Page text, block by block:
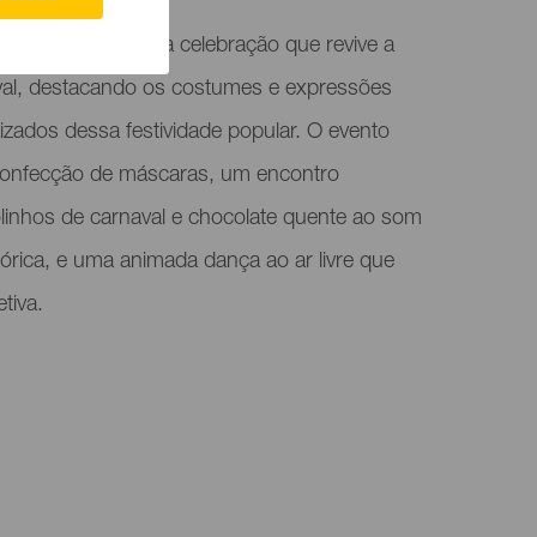
Raízes" é uma celebração que revive a
destacando os costumes e expressões
dessa festividade popular. O evento
de máscaras, um encontro
de carnaval e chocolate quente ao som
e uma animada dança ao ar livre que